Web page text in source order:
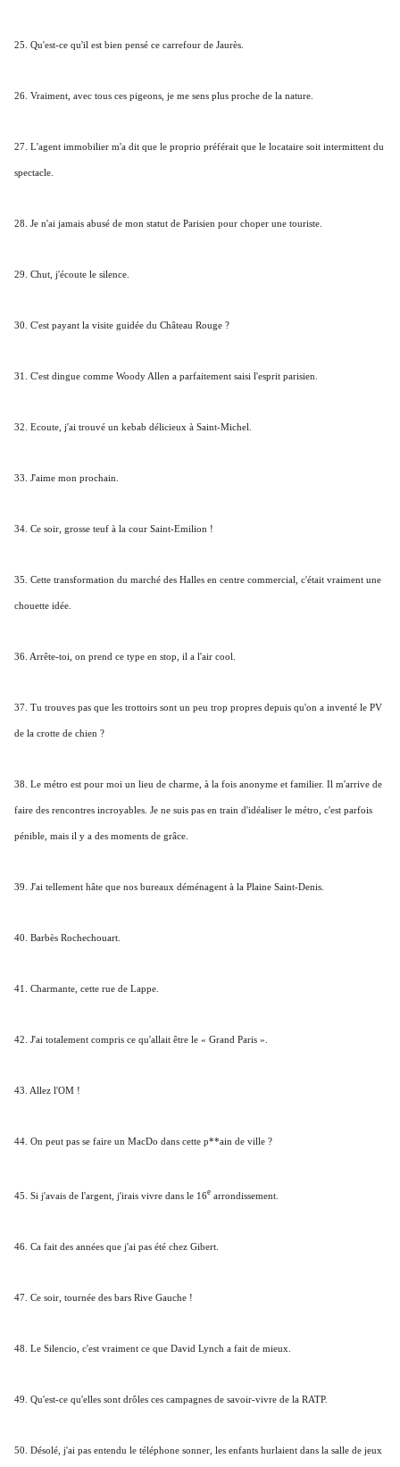
25. Qu'est-ce qu'il est bien pensé ce carrefour de Jaurès.
26. Vraiment, avec tous ces pigeons, je me sens plus proche de la nature.
27. L'agent immobilier m'a dit que le proprio préférait que le locataire soit intermittent du
spectacle.
28. Je n'ai jamais abusé de mon statut de Parisien pour choper une touriste.
29. Chut, j'écoute le silence.
30. C'est payant la visite guidée du Château Rouge ?
31. C'est dingue comme Woody Allen a parfaitement saisi l'esprit parisien.
32. Ecoute, j'ai trouvé un kebab délicieux à Saint-Michel.
33. J'aime mon prochain.
34. Ce soir, grosse teuf à la cour Saint-Emilion !
35. Cette transformation du marché des Halles en centre commercial, c'était vraiment une
chouette idée.
36. Arrête-toi, on prend ce type en stop, il a l'air cool.
37. Tu trouves pas que les trottoirs sont un peu trop propres depuis qu'on a inventé le PV
de la crotte de chien ?
38. Le métro est pour moi un lieu de charme, à la fois anonyme et familier. Il m'arrive de
faire des rencontres incroyables. Je ne suis pas en train d'idéaliser le métro, c'est parfois
pénible, mais il y a des moments de grâce.
39. J'ai tellement hâte que nos bureaux déménagent à la Plaine Saint-Denis.
40. Barbès Rochechouart.
41. Charmante, cette rue de Lappe.
42. J'ai totalement compris ce qu'allait être le « Grand Paris ».
43. Allez l'OM !
44. On peut pas se faire un MacDo dans cette p**ain de ville ?
45. Si j'avais de l'argent, j'irais vivre dans le 16e arrondissement.
46. Ca fait des années que j'ai pas été chez Gibert.
47. Ce soir, tournée des bars Rive Gauche !
48. Le Silencio, c'est vraiment ce que David Lynch a fait de mieux.
49. Qu'est-ce qu'elles sont drôles ces campagnes de savoir-vivre de la RATP.
50. Désolé, j'ai pas entendu le téléphone sonner, les enfants hurlaient dans la salle de jeux